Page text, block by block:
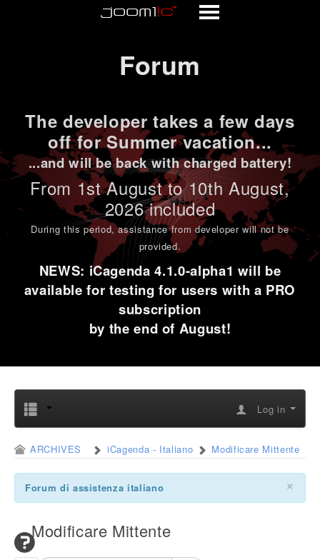
Forum
The developer takes a few days
off for Summer vacation...
...and will be back with charged battery!
From 1stAugust to 10th August,
2026 included
During this period,assistance from developer will not be
provided.
NEWS: iCagenda 4.1.0-alpha1 will be
available for testing for users with a PRO
subscription
by the end of August!
Log in
ARCHIVES iCagenda - Italiano Modificare Mittente
×
Forum di assistenza italiano
Modificare Mittente